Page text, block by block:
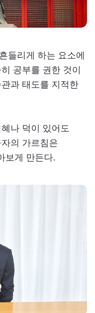
들리게 하는 요소에
공부를 권한 것이
과 태도를 지적한
나 덕이 있어도
의 가르침은
보게 만든다.